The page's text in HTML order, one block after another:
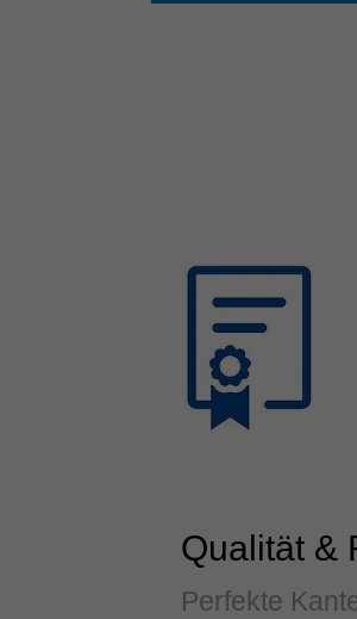
Qualität &
Perfekte